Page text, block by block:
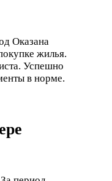
Оказана
жилья.
Успешно
в норме.